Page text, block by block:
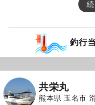
釣行
共栄丸
熊本県 玉名市